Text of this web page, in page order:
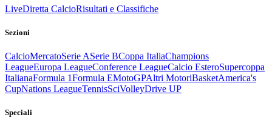
LiveDiretta CalcioRisultati e Classifiche
Sezioni
CalcioMercatoSerie ASerie BCoppa ItaliaChampions
LeagueEuropa LeagueConference LeagueCalcio EsteroSupercoppa
ItalianaFormula 1Formula EMotoGPAltri MotoriBasketAmerica's
CupNations LeagueTennisSciVolleyDrive UP
Speciali